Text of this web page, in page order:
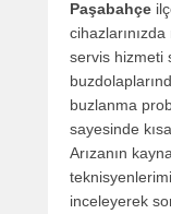
Paşabahçe
servis hizmeti
buzlanma
sayesinde
Arızanın
inceleyerek